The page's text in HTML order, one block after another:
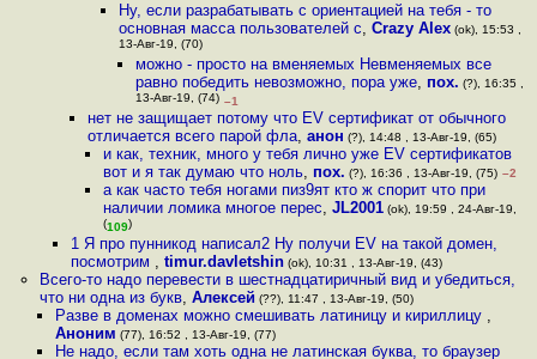
Ну, если разрабатывать с ориентацией на тебя - то
основная масса пользователей с,Crazy Alex (ok), 15:53 ,
13-Авг-19, (70)
можно - просто на вменяемых Невменяемых все
равно победить невозможно, пора уже, пох. (?), 16:35 ,
13-Авг-19, (74) –1
нет не защищает потому что EV сертификат от обычного
отличается всего парой фла, анон (?), 14:48 , 13-Авг-19, (65)
и как, техник, много у тебя лично уже EV сертификатов
вот и я так думаю что ноль, пох. (?), 16:36 , 13-Авг-19, (75) –2
а как часто тебя ногами пиз9ят кто ж спорит что при
наличии ломика многое перес, JL2001(ok), 19:59 , 24-Авг-19,
(109)
1 Я про пунникод написал2 Ну получи EV на такой домен,
посмотрим ,timur.davletshin (ok), 10:31 , 13-Авг-19, (43)
Всего-то надо перевести в шестнадцатиричный вид и убедиться,
что ни одна из букв, Алексей (??), 11:47 , 13-Авг-19, (50)
Разве в доменах можно смешивать латиницу и кириллицу ,
Аноним (77), 16:52 , 13-Авг-19, (77)
Не надо, если там хоть одна не латинская буква, то браузер